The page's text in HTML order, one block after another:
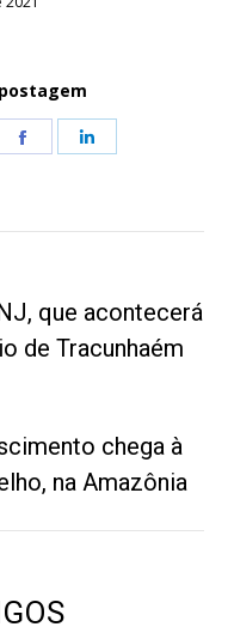
Share
que acontecerá
de Tracunhaém
chega à
na Amazônia